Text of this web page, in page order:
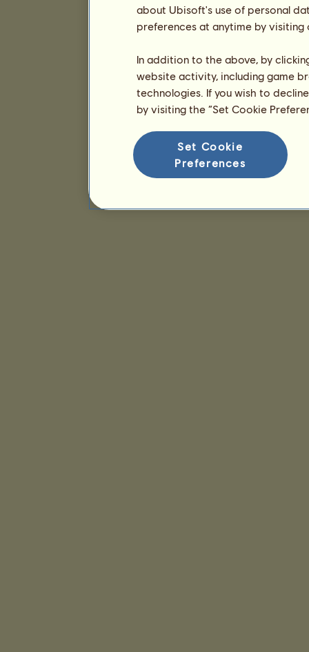
about Ubisoft's use of personal
preferences at anytime by
In addition to the above, by
website activity, including game
technologies. If you wish to
by visiting the “Set Cookie
Set Cookie
Preferences